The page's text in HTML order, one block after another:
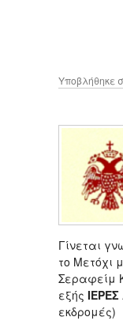
Υποβλήθηκε
Γίνεται
το Μετόχι
Σεραφείμ
εξής
εκδρομές)